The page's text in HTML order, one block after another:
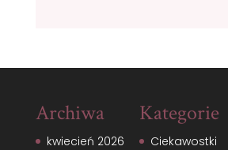
Archiwa
kwiecień 2026
Kategorie
Ciekawostki